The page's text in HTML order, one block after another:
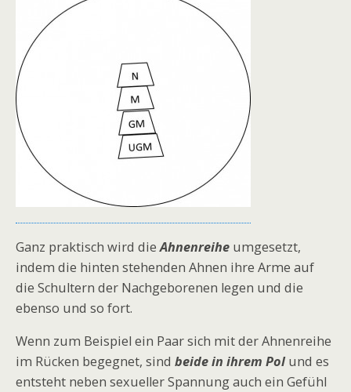
Ganz praktisch wird dieAhnenreihe umgesetzt,
indem die hinten stehenden Ahnen ihre Arme auf
die Schultern der Nachgeborenen legen und die
ebenso und so fort.
Wenn zum Beispiel ein Paar sich mit der Ahnenreihe
im Rücken begegnet, sind beide in ihrem Polund es
entsteht neben sexueller Spannung auch ein Gefühl